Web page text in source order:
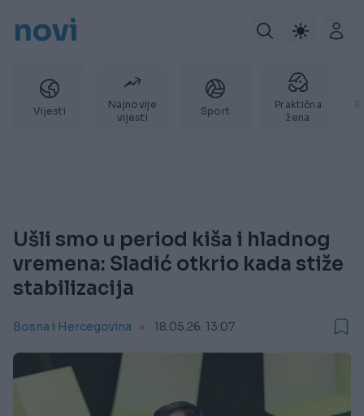
novi
Vijesti
Najnovije
vijesti
Sport
Praktična
žena
Ušli smo u period kiša i hladnog
vremena: Sladić otkrio kada stiže
stabilizacija
Bosna i Hercegovina 18.05.26. 13:07